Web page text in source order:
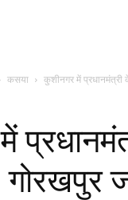
कसया कुशीनगर में